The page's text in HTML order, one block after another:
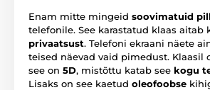
Enam mitte mingeid soovimatuid
telefonile. See karastatud klaas aitab
privaatsust. Telefoni ekraani näete
teised näevad vaid pimedust. Klaasil
see on 5D, mistõttu katab see kogu
Lisaks on see kaetud oleofoobse